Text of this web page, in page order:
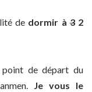
de dormir à32
de départ du
Je vous le